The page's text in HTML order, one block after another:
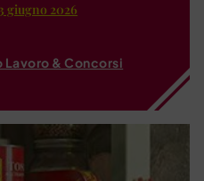
giugno 2026
& Concorsi